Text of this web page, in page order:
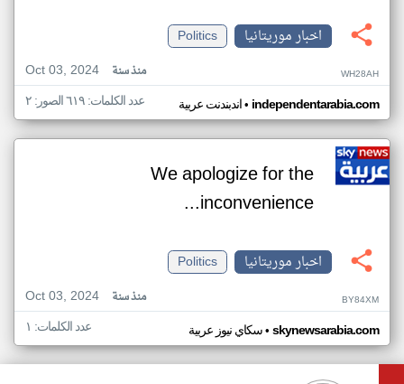
اخبار موريتانيا
Politics
Oct 03, 2024
منذ سنة WH28AH
اندبندنت عربية• independentarabia.com عدد الكلمات: ٦١٩ الصور: ٢
We apologize for the
inconvenience...
اخبار موريتانيا
Politics
Oct 03, 2024
منذ سنة BY84XM
سكاي نيوز عربية• skynewsarabia.com عدد الكلمات: ١